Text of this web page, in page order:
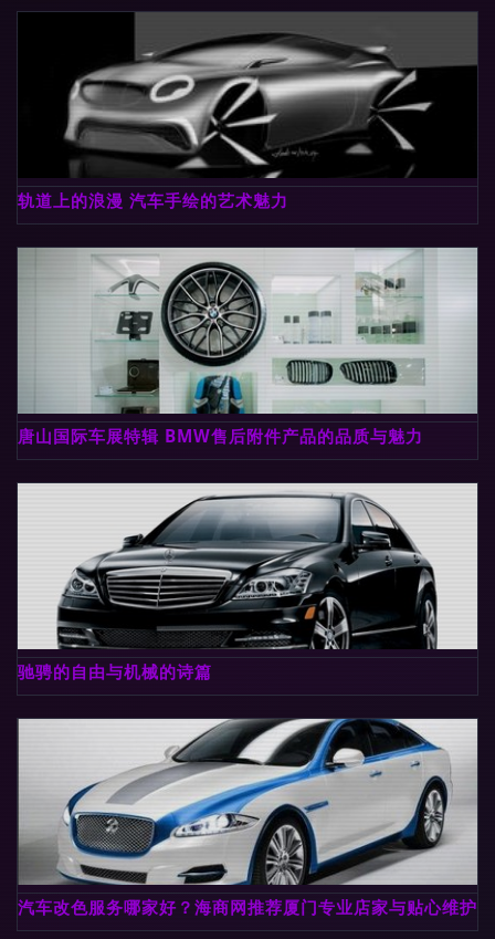
轨道上的浪漫 汽车手绘的艺术魅力
唐山国际车展特辑 BMW售后附件产品的品质与魅力
驰骋的自由与机械的诗篇
汽车改色服务哪家好？海商网推荐厦门专业店家与贴心维护